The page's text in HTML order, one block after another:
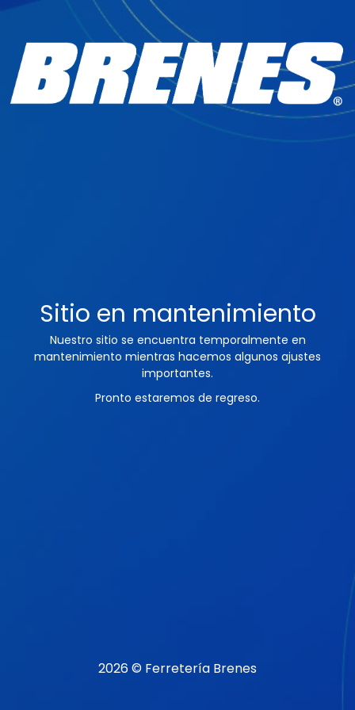
Sitio en mantenimiento
Nuestro sitio se encuentra temporalmente en
mantenimiento mientras hacemos algunos ajustes
importantes.
Pronto estaremos de regreso.
2026 © Ferretería Brenes